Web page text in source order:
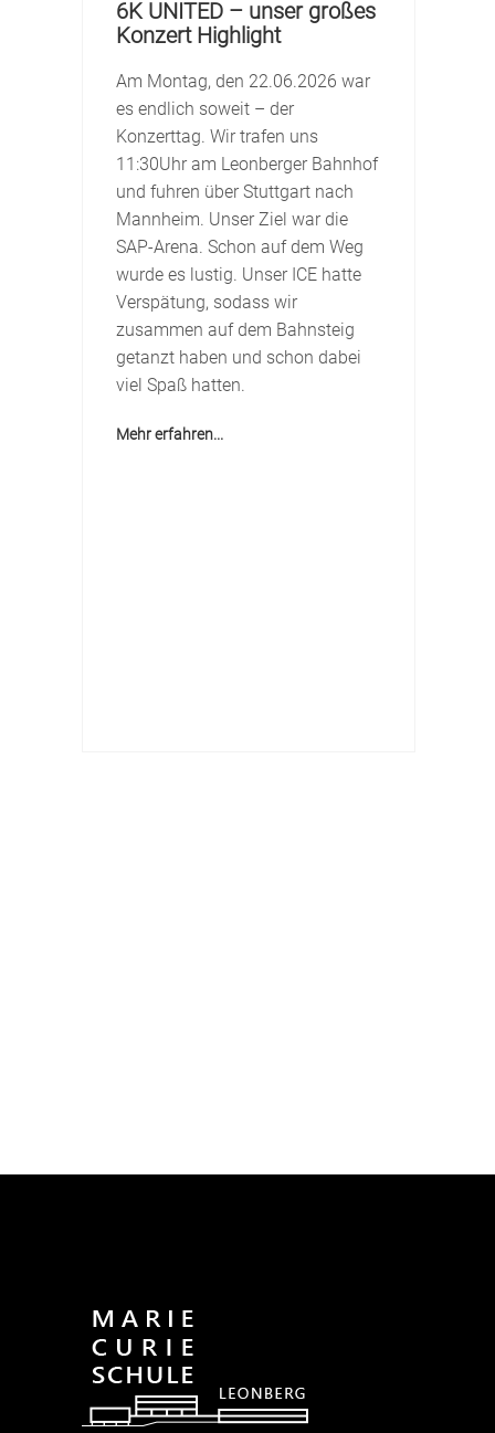
6K UNITED – unser großes
Konzert Highlight
Am Montag, den 22.06.2026 war
es endlich soweit – der
Konzerttag. Wir trafen uns
11:30Uhr am Leonberger Bahnhof
und fuhren über Stuttgart nach
Mannheim. Unser Ziel war die
SAP-Arena. Schon auf dem Weg
wurde es lustig. Unser ICE hatte
Verspätung, sodass wir
zusammen auf dem Bahnsteig
getanzt haben und schon dabei
viel Spaß hatten.